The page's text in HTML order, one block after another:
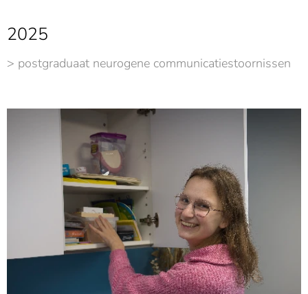
2025
> postgraduaat neurogene communicatiestoornissen